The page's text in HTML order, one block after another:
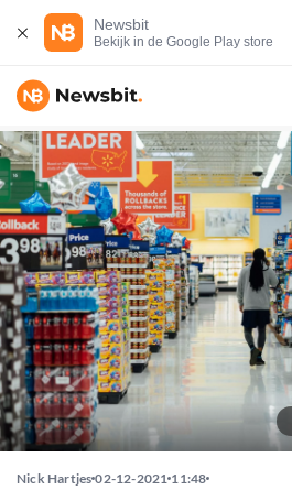
Newsbit
Bekijk in de Google Play store
Nick Hartjes 02-12-2021 11:48